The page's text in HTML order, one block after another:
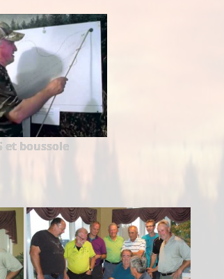
et boussole